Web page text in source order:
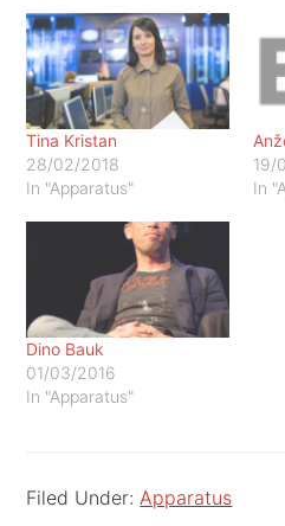
Tina Kristan
28/02/2018
In "Apparatus"
19/
In
Dino Bauk
01/03/2016
In "Apparatus"
Filed Under: Apparatus